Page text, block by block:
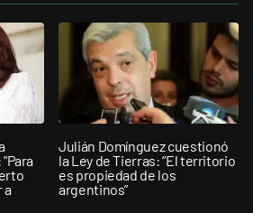
a
Julián Domínguez cuestionó
la Ley de Tierras: “El territorio
es propiedad de los
argentinos”